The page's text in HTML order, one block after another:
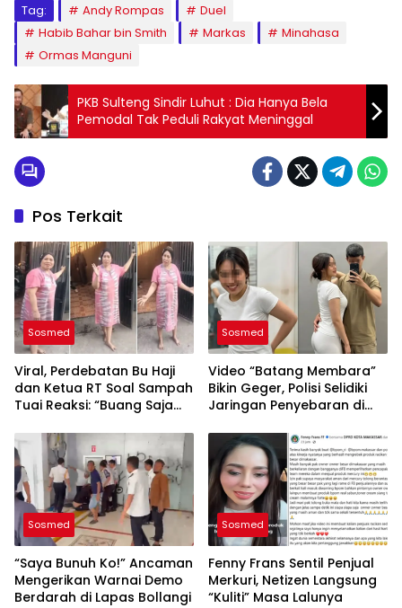
Tag: Andy Rompas
Duel
Habib Bahar bin Smith
Markas
Minahasa
Ormas Manguni
PKB Sulteng Sindir Luhut : Dia Hanya Bela
Pemodal Tak Peduli Rakyat Meninggal
Pos Terkait
Sosmed
Viral, Perdebatan Bu Haji
dan Ketua RT Soal Sampah
Tuai Reaksi: “Buang Saja
Sosmed
Video “Batang Membara”
Bikin Geger, Polisi Selidiki
Jaringan Penyebaran di
Sosmed
“Saya Bunuh Ko!” Ancaman
Mengerikan Warnai Demo
Berdarah di Lapas Bollangi
Sosmed
Fenny Frans Sentil Penjual
Merkuri, Netizen Langsung
“Kuliti” Masa Lalunya